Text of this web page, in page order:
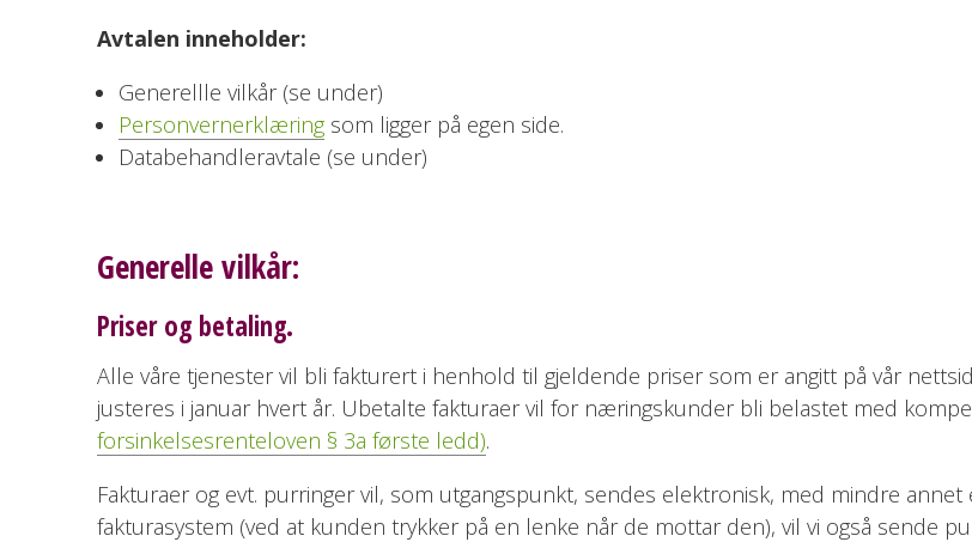
Avtalen inneholder:
Generellle vilkår (se under)
Personvernerklæringsom ligger på egen side.
Databehandleravtale (se under)
Generelle vilkår:
Priser og betaling.
Alle våre tjenester vil bli fakturert i henhold til gjeldende priser som er angitt på vår
justeres i januar hvert år. Ubetalte fakturaer vil for næringskunder bli belastet med
forsinkelsesrenteloven § 3a første ledd).
Fakturaer og evt. purringer vil, som utgangspunkt, sendes elektronisk, med mindre
fakturasystem (ved at kunden trykker på en lenke når de mottar den), vil vi også sende